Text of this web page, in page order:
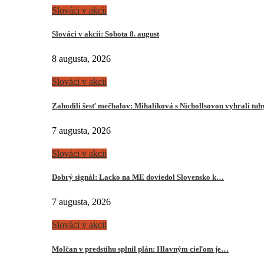
Slováci v akcii
Slováci v akcii: Sobota 8. august
8 augusta, 2026
Slováci v akcii
Zahodili šesť mečbalov: Mihalíková s Nichollsovou vyhrali
7 augusta, 2026
Slováci v akcii
Dobrý signál: Lacko na ME doviedol Slovensko k…
7 augusta, 2026
Slováci v akcii
Molčan v predstihu splnil plán: Hlavným cieľom je…